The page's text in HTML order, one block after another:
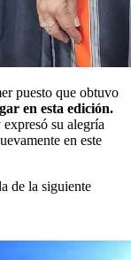
puesto que obtuvo
en esta edición.
su alegría
en este
de la siguiente